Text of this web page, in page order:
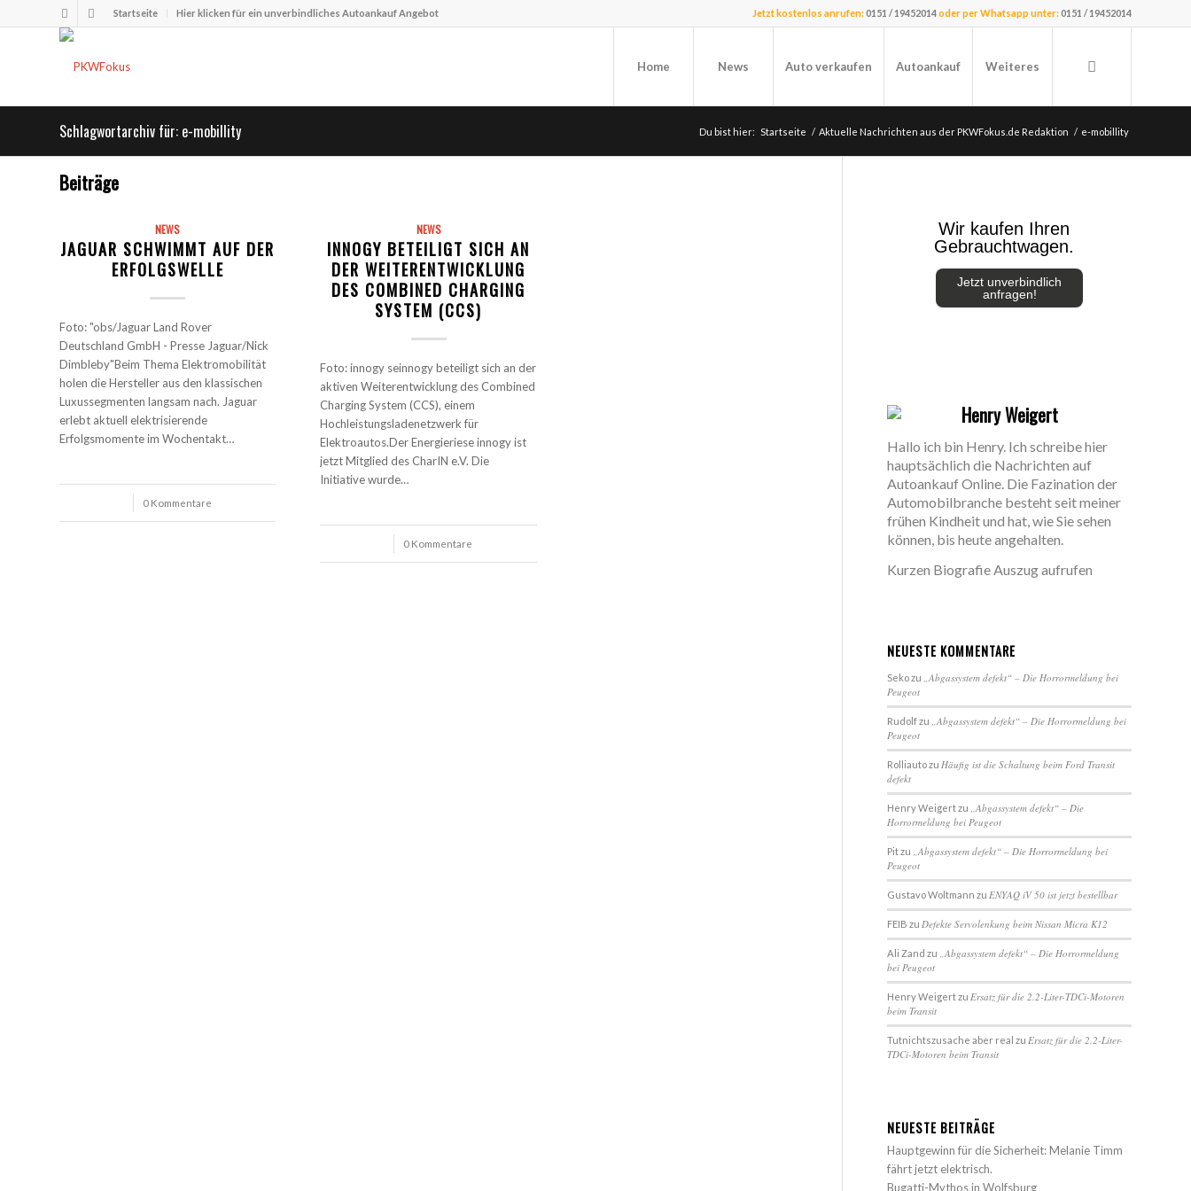
Startseite Hier klicken für ein unverbindliches Autoankauf Angebot Jetzt kostenlos anrufen:0151 / 19452014oder per Whatsapp unter:0151 / 19452014
Home News Auto verkaufen Autoankauf Weiteres
Schlagwortarchiv für: e-mobillity Du bist hier: Startseite / Aktuelle Nachrichten aus der PKWFokus.de Redaktion / e-mobillity
Beiträge
NEWS
JAGUAR SCHWIMMT AUF DER
ERFOLGSWELLE
Foto: "obs/Jaguar Land Rover
Deutschland GmbH - Presse Jaguar/Nick
Dimbleby"Beim Thema Elektromobilität
holen die Hersteller aus den klassischen
Luxussegmenten langsam nach. Jaguar
erlebt aktuell elektrisierende
Erfolgsmomente im Wochentakt…
0 Kommentare
NEWS
INNOGY BETEILIGT SICH AN
DER WEITERENTWICKLUNG
DES COMBINED CHARGING
SYSTEM (CCS)
Foto: innogy seinnogy beteiligt sich an der
aktiven Weiterentwicklung des Combined
Charging System (CCS), einem
Hochleistungsladenetzwerk für
Elektroautos.Der Energieriese innogy ist
jetzt Mitglied des CharIN e.V. Die
Initiative wurde…
0 Kommentare
Wir kaufen Ihren
Gebrauchtwagen.
Jetzt unverbindlich
anfragen!
Henry Weigert
Hallo ich bin Henry. Ich schreibe hier
hauptsächlich die Nachrichten auf
Autoankauf Online. Die Fazination der
Automobilbranche besteht seit meiner
frühen Kindheit und hat, wie Sie sehen
können, bis heute angehalten.
Kurzen Biografie Auszug aufrufen
NEUESTE KOMMENTARE
Sekozu
„Abgassystem defekt“ – Die Horrormeldung bei
Peugeot
Rudolfzu
„Abgassystem defekt“ – Die Horrormeldung bei
Peugeot
Rolliautozu Häufig ist die Schaltung beim Ford Transit
defekt
Henry Weigertzu
„Abgassystem defekt“ – Die
Horrormeldung bei Peugeot
Pitzu
„Abgassystem defekt“ – Die Horrormeldung bei
Peugeot
Gustavo Woltmann zu ENYAQ iV 50 ist jetzt bestellbar
FEIB zu Defekte Servolenkung beim Nissan Micra K12
Ali Zand zu
„Abgassystem defekt“ – Die Horrormeldung
bei Peugeot
Henry Weigertzu Ersatz für die 2.2-Liter-TDCi-Motoren
beim Transit
Tutnichtszusache aber real zu Ersatz für die 2.2-Liter-
TDCi-Motoren beim Transit
NEUESTE BEITRÄGE
Hauptgewinn für die Sicherheit: Melanie Timm
fährt jetzt elektrisch.
Bugatti-Mythos in Wolfsburg